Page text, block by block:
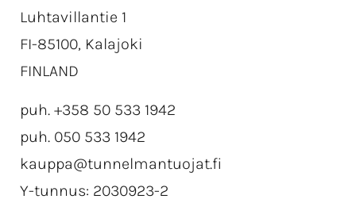
Luhtavillantie 1
FI-85100, Kalajoki
FINLAND
puh. +358 50 533 1942
puh. 050 533 1942
kauppa@tunnelmantuojat.fi
Y-tunnus: 2030923-2